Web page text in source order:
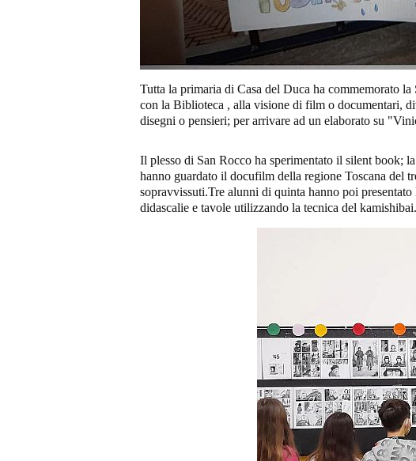
Tutta la primaria di Casa del Duca ha commemorato
con la Biblioteca , alla visione di film o documentari,
disegni o pensieri; per arrivare ad un elaborato su
Il plesso di San Rocco ha sperimentato il silent
hanno guardato il docufilm della regione Toscana del
sopravvissuti.Tre alunni di quinta hanno poi
didascalie e tavole utilizzando la tecnica del kamishibai.